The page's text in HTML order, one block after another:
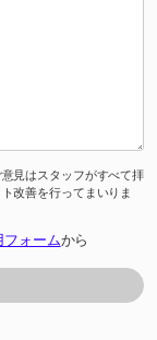
見はスタッフがすべて拝
改善を行ってまいりま
フォームから